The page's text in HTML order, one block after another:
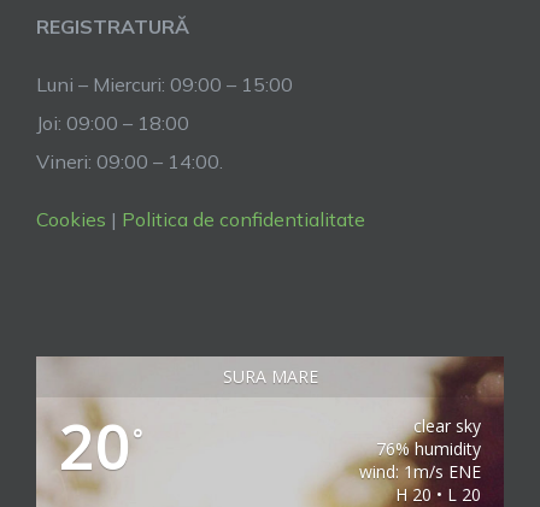
REGISTRATURĂ
Luni – Miercuri: 09:00 – 15:00
Joi: 09:00 – 18:00
Vineri: 09:00 – 14:00.
Cookies | Politica de confidentialitate
SURA MARE
20°
clear sky
76% humidity
wind: 1m/s ENE
H 20 • L 20